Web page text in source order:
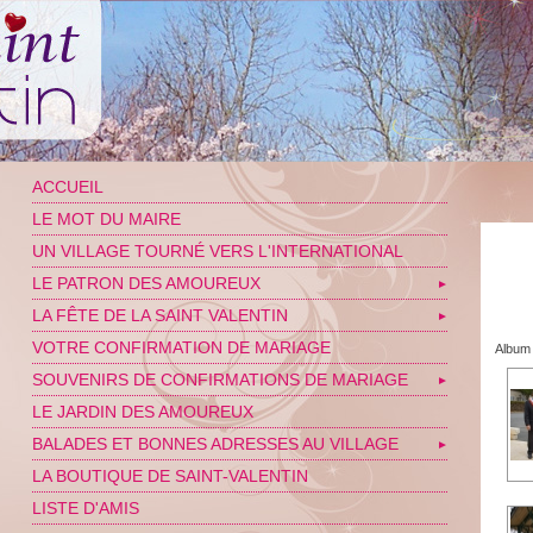
ACCUEIL
LE MOT DU MAIRE
UN VILLAGE TOURNÉ VERS L'INTERNATIONAL
LE PATRON DES AMOUREUX
▼
LA FÊTE DE LA SAINT VALENTIN ▼
VOTRE CONFIRMATION DE MARIAGE
SOUVENIRS DE CONFIRMATIONS DE MARIAGE
▼
LE JARDIN DES AMOUREUX
BALADES ET BONNES ADRESSES AU VILLAGE
▼
LA BOUTIQUE DE SAINT-VALENTIN
LISTE D'AMIS
Album